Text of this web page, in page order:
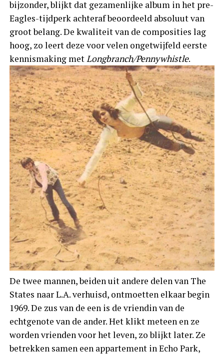
bijzonder, blijkt dat gezamenlijke album in het pre-
Eagles-tijdperk achteraf beoordeeld absoluut van
groot belang. De kwaliteit van de composities lag
hoog, zo leert deze voor velen ongetwijfeld eerste
kennismaking metLongbranch/Pennywhistle.
De twee mannen, beiden uit andere delen van The
States naar L.A. verhuisd, ontmoetten elkaar begin
1969. De zus van de een is de vriendin van de
echtgenote van de ander. Het klikt meteen en ze
worden vrienden voor het leven, zo blijkt later. Ze
betrekken samen een appartement in Echo Park,